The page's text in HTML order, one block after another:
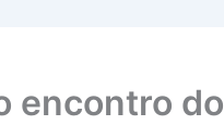
encontro